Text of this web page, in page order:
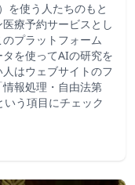
を使う人たちのもと
療予約サービスとし
プラットフォーム
を使ってAIの研究を
はウェブサイトのフ
報処理・自由法第
う項目にチェック